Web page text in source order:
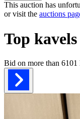
This auction has
or visit the auctions
Top kavels
Bid on more than 6101